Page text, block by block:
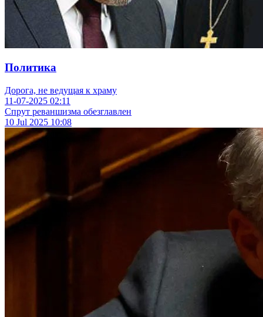
Политика
Дорога, не ведущая к храму
11-07-2025 02:11
Спрут реваншизма обезглавлен
10 Jul 2025 10:08